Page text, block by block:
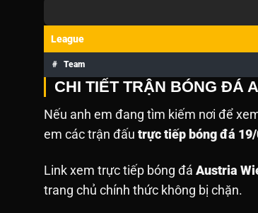
League
# Team
CHI TIẾT TRẬN BÓNG ĐÁ
Nếu anh em đang tìm kiếm nơi để
em các trận đấu trực tiếp bóng đá
Link xem trực tiếp bóng đá Austria
trang chủ chính thức không bị chặn.